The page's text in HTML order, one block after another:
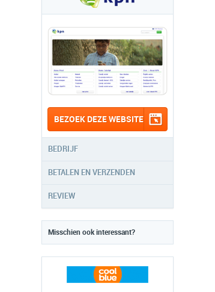
BEZOEK DEZE WEBSITE
BEDRIJF
BETALEN EN VERZENDEN
REVIEW
Misschien ook interessant?